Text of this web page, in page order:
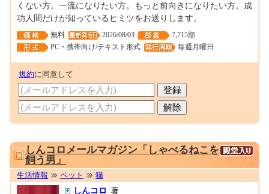
くない方。一流になりたい方。もっと前向きになりたい方。成
功人間だけが知っているヒミツをお送りします。
無料 2026/08/03
7,715部
PC・携帯向け/テキスト形式
毎週月曜日
規約に同意して
しんコロメールマガジン「しゃべるねこを
飼う男」
生活情報 ペット 猫
しんコロ 著